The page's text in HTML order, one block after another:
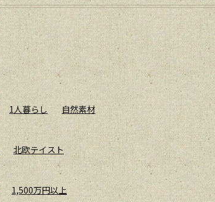
1人暮らし 自然素材
北欧テイスト
1,500万円以上